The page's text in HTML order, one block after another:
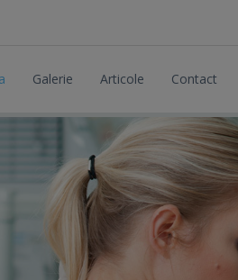
Galerie Articole Contact